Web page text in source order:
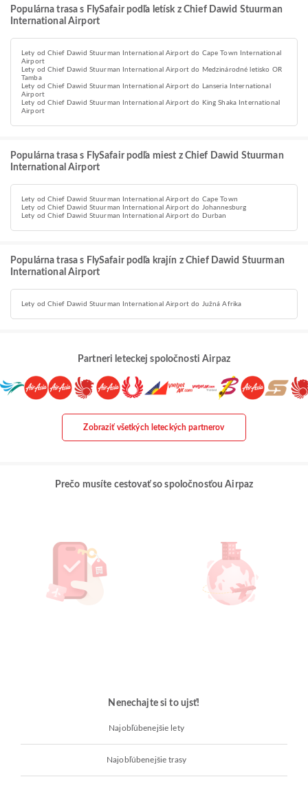
Populárna trasa s FlySafair podľa letísk z Chief Dawid Stuurman
International Airport
Lety od Chief Dawid Stuurman International Airport do Cape Town International
Airport
Lety od Chief Dawid Stuurman International Airport do Medzinárodné letisko OR
Tamba
Lety od Chief Dawid Stuurman International Airport do Lanseria International
Airport
Lety od Chief Dawid Stuurman International Airport do King Shaka International
Airport
Populárna trasa s FlySafair podľa miest z Chief Dawid Stuurman
International Airport
Lety od Chief Dawid Stuurman International Airport do Cape Town
Lety od Chief Dawid Stuurman International Airport do Johannesburg
Lety od Chief Dawid Stuurman International Airport do Durban
Populárna trasa s FlySafair podľa krajín z Chief Dawid Stuurman
International Airport
Lety od Chief Dawid Stuurman International Airport do Južná Afrika
Partneri leteckej spoločnosti Airpaz
Zobraziť všetkých leteckých partnerov
Prečo musíte cestovať so spoločnosťou Airpaz
Nenechajte si to ujsť!
Najobľúbenejšie lety
Najobľúbenejšie trasy